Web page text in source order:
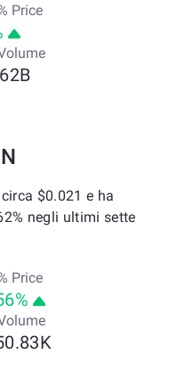
Price
$0.021 e ha
negli ultimi sette
Price